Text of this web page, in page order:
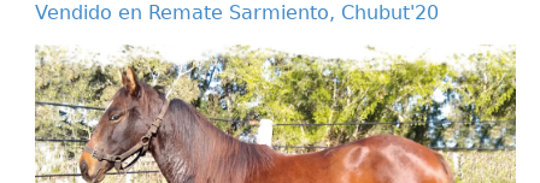
Vendido en Remate Sarmiento, Chubut'20